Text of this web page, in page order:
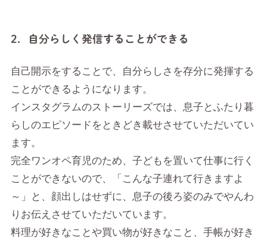
2．自分らしく発信することができる
自己開示をすることで、自分らしさを存分に発揮する
ことができるようになります。
インスタグラムのストーリーズでは、息子とふたり暮
らしのエピソードをときどき載せさせていただいてい
ます。
完全ワンオペ育児のため、子どもを置いて仕事に行く
ことができないので、「こんな子連れて行きますよ
～」と、顔出しはせずに、息子の後ろ姿のみでやんわ
りお伝えさせていただいています。
料理が好きなことや買い物が好きなこと、手帳が好き